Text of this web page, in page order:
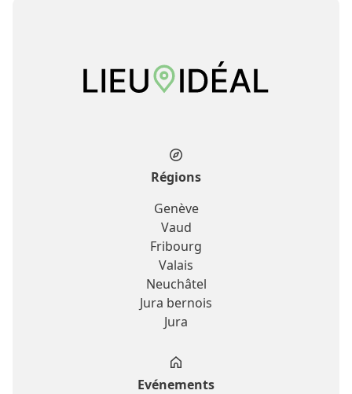
Régions
Genève
Vaud
Fribourg
Valais
Neuchâtel
Jura bernois
Jura
Evénements